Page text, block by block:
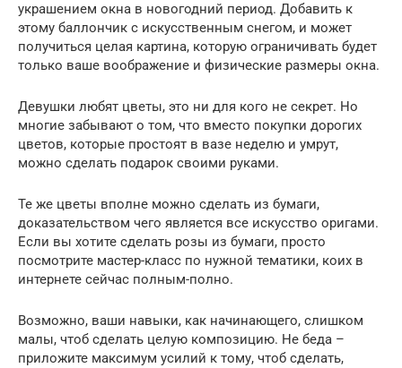
украшением окна в новогодний период. Добавить к
этому баллончик с искусственным снегом, и может
получиться целая картина, которую ограничивать будет
только ваше воображение и физические размеры окна.
Девушки любят цветы, это ни для кого не секрет. Но
многие забывают о том, что вместо покупки дорогих
цветов, которые простоят в вазе неделю и умрут,
можно сделать подарок своими руками.
Те же цветы вполне можно сделать из бумаги,
доказательством чего является все искусство оригами.
Если вы хотите сделать розы из бумаги, просто
посмотрите мастер-класс по нужной тематики, коих в
интернете сейчас полным-полно.
Возможно, ваши навыки, как начинающего, слишком
малы, чтоб сделать целую композицию. Не беда –
приложите максимум усилий к тому, чтоб сделать,